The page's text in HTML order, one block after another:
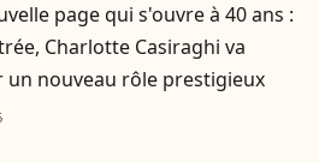
page qui s'ouvre à 40 ans :
Charlotte Casiraghi va
un nouveau rôle prestigieux